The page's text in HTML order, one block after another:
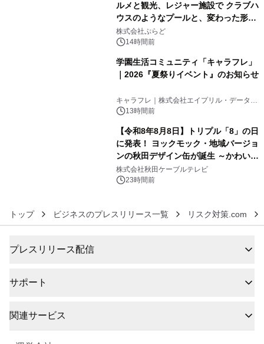
ルメと観光、レジャー施設で クラブハ
ウスのようなプールと、変わった形の
サウナも 「THE BOXY AWAJI」のお
得な素泊まり連泊プランで
株式会社ぷらど
14時間前
学園生活コミュニティ「キャラフレ」
｜2026『夏祭りイベント』のお知らせ
キャラフレ｜株式会社エイプリル・データ・
デザインズ
13時間前
【令和8年8月8日】トリプル「8」の日
に発表！ ヨックモック・地域バージョ
ンの秋田デザイン缶が誕生 ～かわいい
秋田犬の子犬と秋田の四季と名所を巡
るパッケージ～ 9月1日(火)秋田県内で
株式会社秋田ケーブルテレビ
23時間前
トップ ビジネスのプレスリリース一覧 リスク対策.com
プレスリリース配信
サポート
関連サービス